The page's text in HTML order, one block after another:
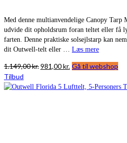
Med denne multianvendelige Canopy Tarp
udvide dit opholdsrum foran teltet eller få
farten. Denne praktiske solsejlstarp kan
dit Outwell-telt eller … Læs mere
1.149,00kr.Den
pris
981,00kr. Den
pris
Gå til webshop
Tilbud